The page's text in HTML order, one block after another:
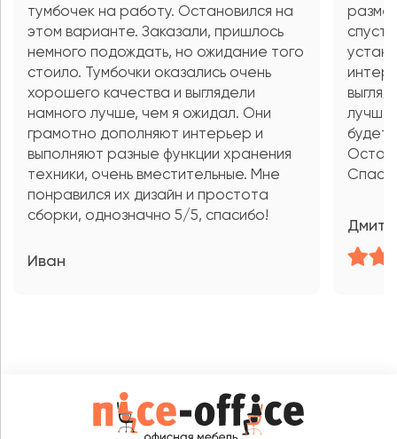
тумбочек на работу. Остановился на
этом варианте. Заказали, пришлось
немного подождать, но ожидание того
стоило. Тумбочки оказались очень
хорошего качества и выглядели
намного лучше, чем я ожидал. Они
грамотно дополняют интерьер и
выполняют разные функции хранения
техники, очень вместительные. Мне
понравился их дизайн и простота
сборки, однозначно 5/5, спасибо!
Иван
лучше.
будет